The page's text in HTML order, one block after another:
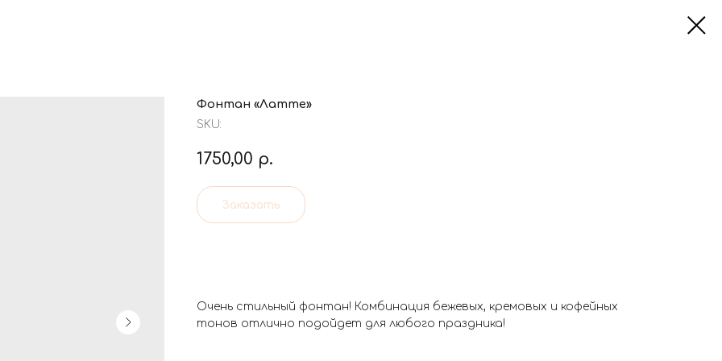
Фонтан «Латте»
SKU:
1750,00 р.
Заказать
Очень стильный фонтан! Комбинация бежевых, кремовых и кофейных
тонов отлично подойдет для любого праздника!